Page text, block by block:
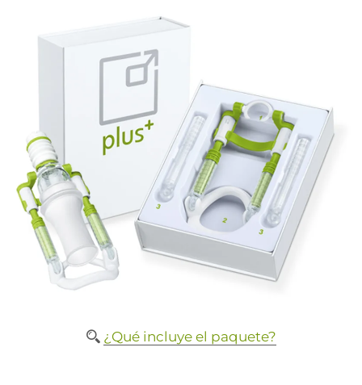
¿Qué incluye el paquete?